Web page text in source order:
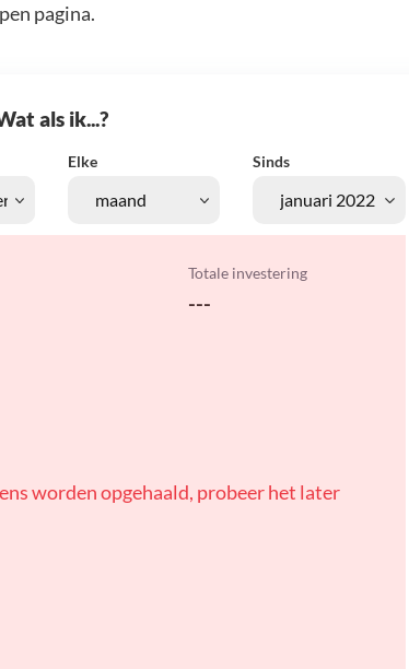
pagina.
als ik...?
Elke Sinds
Totale investering
---
worden opgehaald, probeer het later